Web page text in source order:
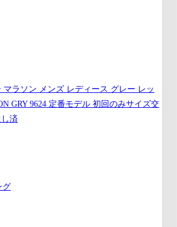
ラソン メンズ レディース グレー レッ
GRY 9624 定番モデル 初回のみサイズ交
済
グ